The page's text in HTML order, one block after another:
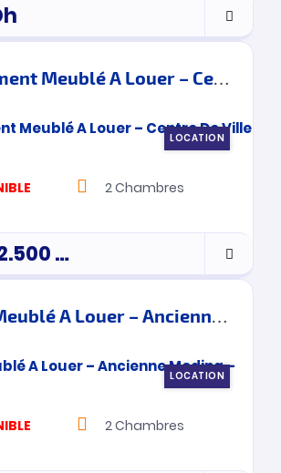
Appartement Meublé A Louer – Centre De Ville – Tanger
LOCATION
2Chambres
Dh
Maison Meublé A Louer – Ancienne Medina – Tanger
LOCATION
2Chambres